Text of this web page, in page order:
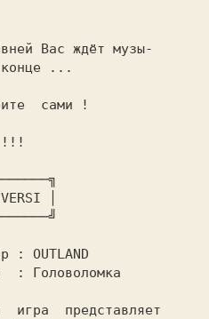
конце ...
: OUTLAND
: Головоломка
игра  представляет